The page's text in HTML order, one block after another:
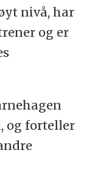
nivå, har
og er
og forteller